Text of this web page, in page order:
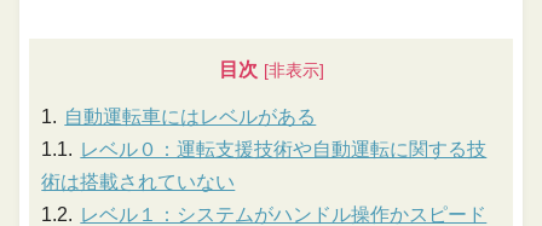
目次
自動運転車にはレベルがある
レベル０：運転支援技術や自動運転に関する技
術は搭載されていない
レベル１：システムがハンドル操作かスピード